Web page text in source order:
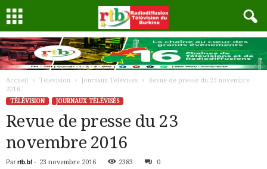
Accueil Télévision Journaux Télévisés
Revue de presse du 23 novembre
2016
TÉLÉVISION
JOURNAUX TÉLÉVISÉS
Revue de presse du 23
novembre 2016
Par rtb.bf- 23 novembre 2016 2383 0